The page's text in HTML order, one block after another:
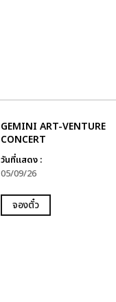
GEMINI ART-VENTURE
CONCERT
วันที่แสดง :
05/09/26
จองตั๋ว